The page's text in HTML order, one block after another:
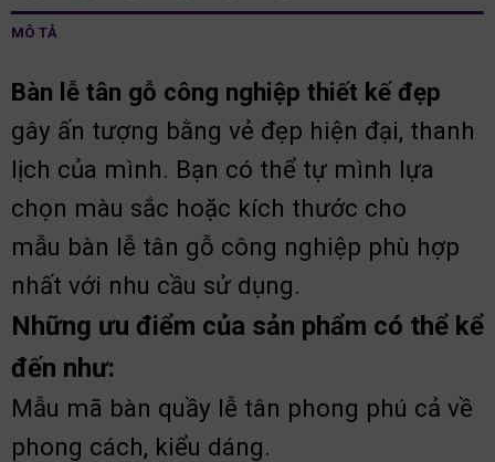
MÔ TẢ
Bàn lễ tân gỗ công nghiệp thiết kế đẹp
gây ấn tượng bằng vẻ đẹp hiện đại, thanh
lịch của mình. Bạn có thể tự mình lựa
chọn màu sắc hoặc kích thước cho
mẫu bàn lễ tân gỗ công nghiệp phù hợp
nhất với nhu cầu sử dụng.
Những ưu điểm của sản phẩm có thể kể
đến như:
Mẫu mã bàn quầy lễ tân phong phú cả về
phong cách, kiểu dáng.